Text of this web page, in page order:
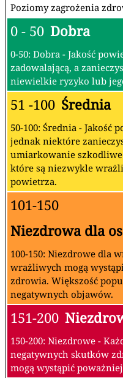
Poziomy zagrożenia
0 - 50 Dobra
0-50: Dobra - Jakość
zadowalającą, a
niewielkie ryzyko lub
51 -100 Średnia
50-100: Średnia - Jakość
jednak niektóre
umiarkowanie szkodliwe
które są niezwykle
powietrza.
101-150
Niezdrowa dla
100-150: Niezdrowe dla
wrażliwych mogą
zdrowia. Większość
negatywnych objawów.
151-200
150-200: Niezdrowe -
negatywnych skutków
mogą wystąpić